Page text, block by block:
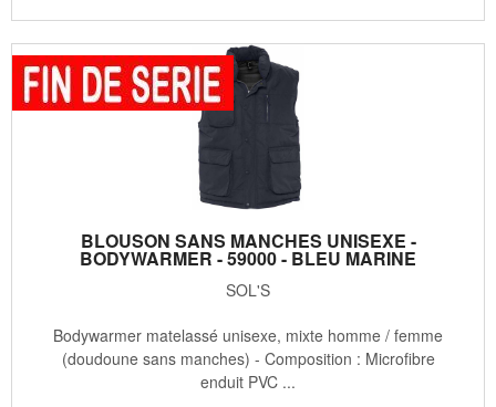
BLOUSON SANS MANCHES UNISEXE -
BODYWARMER - 59000 - BLEU MARINE
SOL'S
Bodywarmer matelassé unisexe, mixte homme / femme
(doudoune sans manches) - Composition : Microfibre
enduit PVC ...